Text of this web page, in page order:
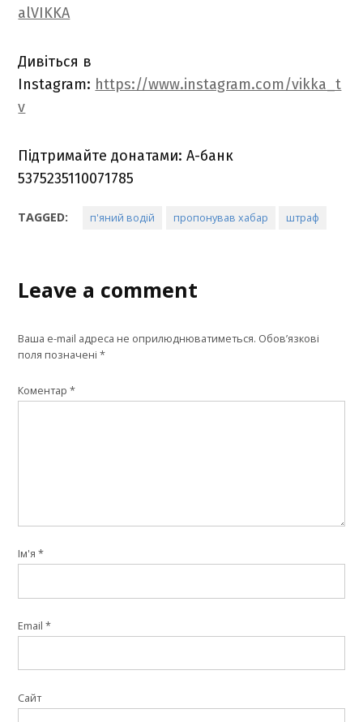
alVIKKA
Дивіться в
Instagram: https://www.instagram.com/vikka_t
v
Підтримайте донатами: А-банк
5375235110071785
TAGGED: п'яний водій пропонував хабар штраф
Leave a comment
Ваша e-mail адреса не оприлюднюватиметься. Обов’язкові
поля позначені*
Коментар*
Ім'я*
Email*
Сайт